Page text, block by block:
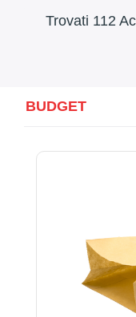
Trovati 112
BUDGET